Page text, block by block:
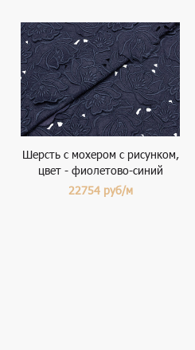
Шерсть с мохером с рисунком,
цвет - фиолетово-синий
22754 руб/м